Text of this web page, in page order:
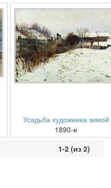
Усадьба художника зимой
1890-е
1-2 (из 2)